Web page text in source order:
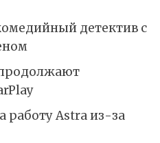
детектив с
работу Astra из-за